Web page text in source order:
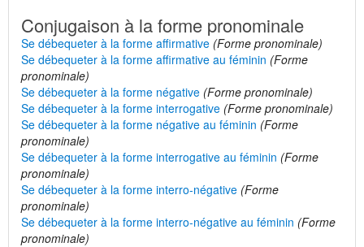
Conjugaison à la forme pronominale
Se débequeter à la forme affirmative (Forme pronominale)
Se débequeter à la forme affirmative au féminin (Forme
pronominale)
Se débequeter à la forme négative (Forme pronominale)
Se débequeter à la forme interrogative (Forme pronominale)
Se débequeter à la forme négative au féminin (Forme
pronominale)
Se débequeter à la forme interrogative au féminin (Forme
pronominale)
Se débequeter à la forme interro-négative (Forme
pronominale)
Se débequeter à la forme interro-négative au féminin (Forme
pronominale)